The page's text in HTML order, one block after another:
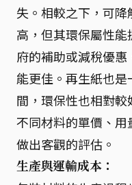
失。相較之下，可
高，但其環保屬性
府的補助或減稅優
能更佳。再生紙也
間，環保性也相對
不同材料的單價、
做出客觀的評估。
生產與運輸成本：